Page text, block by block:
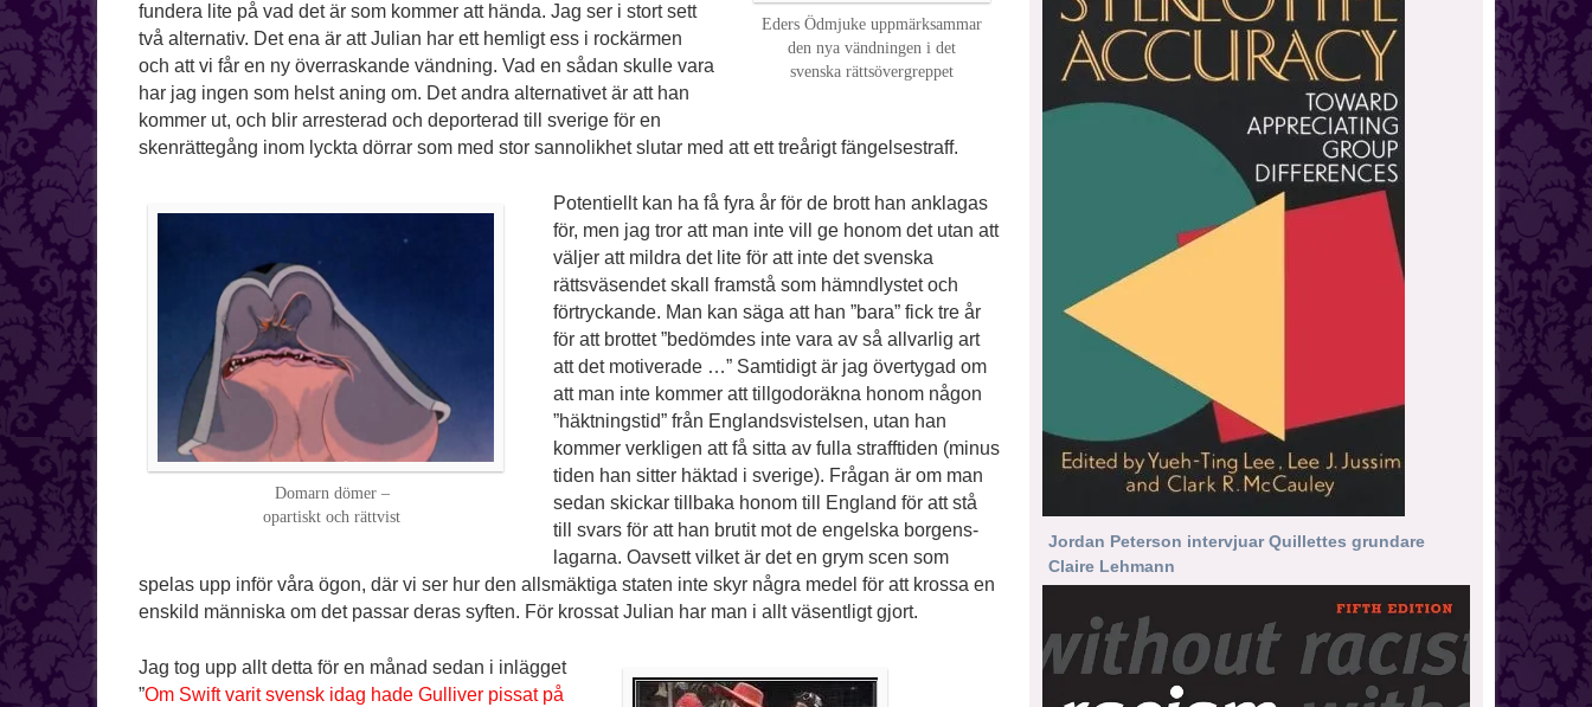
Eders Ödmjuke uppmärksammar
den nya vändningen i det
svenska rättsövergreppet
fundera lite på vad det är som kommer att hända. Jag ser i stort sett
två alternativ. Det ena är att Julian har ett hemligt ess i rockärmen
och att vi får en ny överraskande vändning. Vad en sådan skulle vara
har jag ingen som helst aning om. Det andra alternativet är att han
kommer ut, och blir arresterad och deporterad till sverige för en
skenrättegång inom lyckta dörrar som med stor sannolikhet slutar med att ett treårigt fängelsestraff.
Domarn dömer –
opartiskt och rättvist
Potentiellt kan ha få fyra år för de brott han anklagas
för, men jag tror att man inte vill ge honom det utan att
väljer att mildra det lite för att inte det svenska
rättsväsendet skall framstå som hämndlystet och
förtryckande. Man kan säga att han ”bara” fick tre år
för att brottet ”bedömdes inte vara av så allvarlig art
att det motiverade …” Samtidigt är jag övertygad om
att man inte kommer att tillgodoräkna honom någon
”häktningstid” från Englandsvistelsen, utan han
kommer verkligen att få sitta av fulla strafftiden (minus
tiden han sitter häktad i sverige). Frågan är om man
sedan skickar tillbaka honom till England för att stå
till svars för att han brutit mot de engelska borgens­
lagarna. Oavsett vilket är det en grym scen som
spelas upp inför våra ögon, där vi ser hur den allsmäktiga staten inte skyr några medel för att krossa en
enskild människa om det passar deras syften. För krossat Julian har man i allt väsentligt gjort.
Jag tog upp allt detta för en månad sedan i inlägget
”Om Swift varit svensk idag hade Gulliver pissat på
Jordan Peterson intervjuar Quillettes grundare
Claire Lehmann